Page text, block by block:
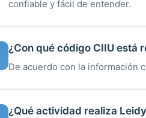
confiable y fácil de entender.
¿Con qué código CIIU está
De acuerdo con la información
¿Qué actividad realiza